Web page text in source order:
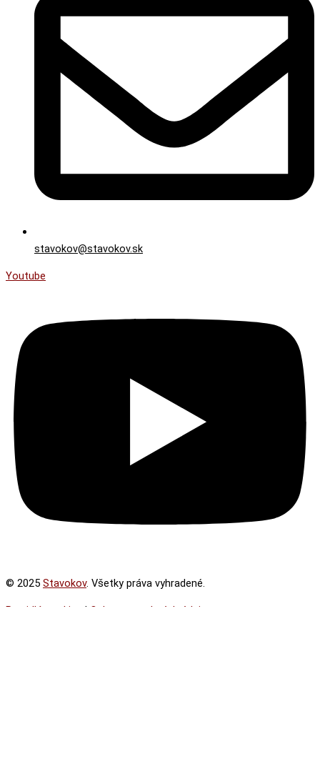
stavokov@stavokov.sk
Youtube
© 2025 Stavokov. Všetky práva vyhradené.
Pravidlá cookies | Ochrana osobných údajov